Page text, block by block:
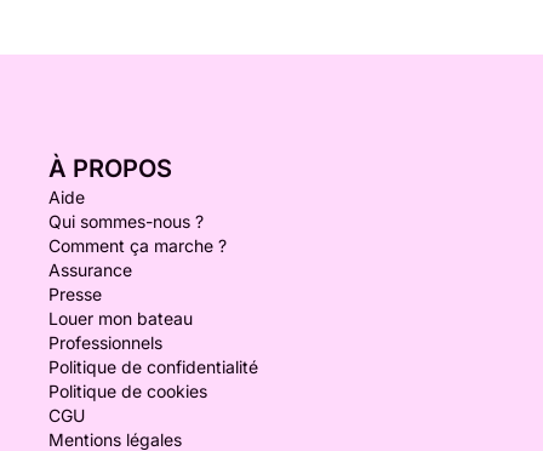
À PROPOS
Aide
Qui sommes-nous ?
Comment ça marche ?
Assurance
Presse
Louer mon bateau
Professionnels
Politique de confidentialité
Politique de cookies
CGU
Mentions légales